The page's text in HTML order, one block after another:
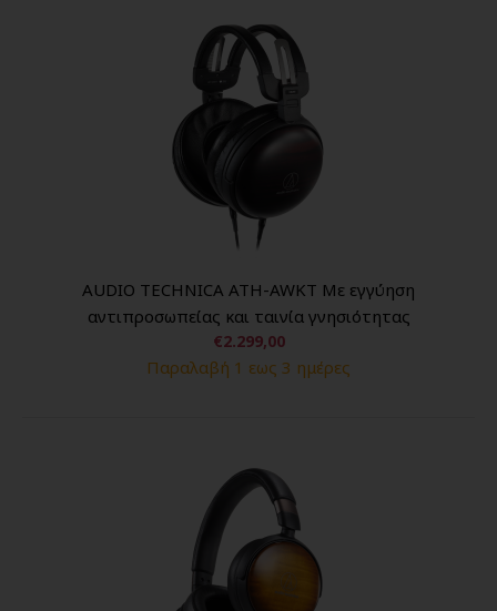
AUDIO TECHNICA ATH-AWKT Με εγγύηση
αντιπροσωπείας και ταινία γνησιότητας
€2.299,00
Παραλαβή 1 εως 3 ημέρες